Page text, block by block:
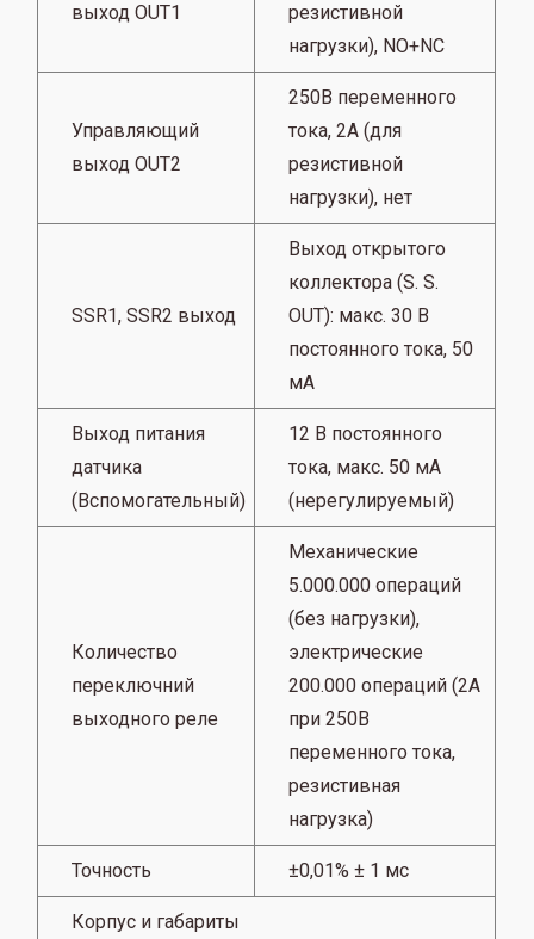
выход OUT1
резистивной
нагрузки), NO+NC
Управляющий
выход OUT2
250В переменного
тока, 2А (для
резистивной
нагрузки), нет
SSR1, SSR2 выход
Выход открытого
коллектора (S. S.
OUT): макс. 30 В
постоянного тока, 50
мА
Выход питания
датчика
(Вспомогательный)
12 В постоянного
тока, макс. 50 мА
(нерегулируемый)
Количество
переключний
выходного реле
Механические
5.000.000 операций
(без нагрузки),
электрические
200.000 операций (2А
при 250В
переменного тока,
резистивная
нагрузка)
Точность ±0,01% ± 1 мс
Корпус и габариты